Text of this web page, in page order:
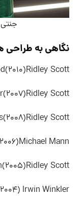
نگاهی به
Scott
Scott
Scott
Mann
Scott
lrwin Winkler